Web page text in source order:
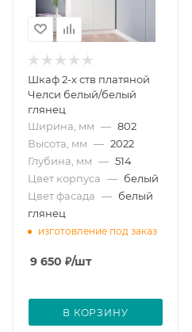
Шкаф 2-х ств платяной
Челси белый/белый
глянец
Ширина, мм — 802
Высота, мм — 2022
Глубина, мм — 514
Цвет корпуса — белый
Цвет фасада — белый
глянец
изготовление под заказ
9 650 ₽/шт
В КОРЗИНУ